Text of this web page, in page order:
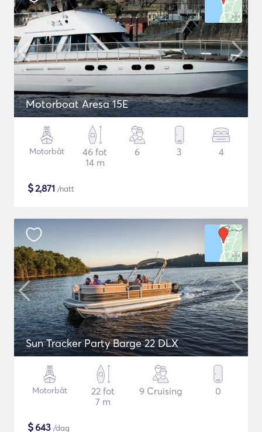
Motorboat Aresa 15E
Motorbåt
46 fot
14 m
6 3 4
$2,871 /natt
Sun Tracker Party Barge 22 DLX
Motorbåt
22 fot
7 m
9 Cruising 0
$643 /dag